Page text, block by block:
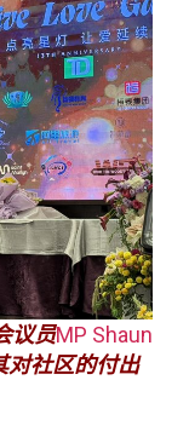
议员MP Shaun
对社区的付出